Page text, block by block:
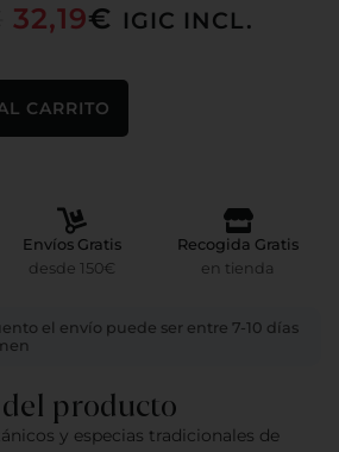
32,19€ IGIC INCL.
CARRITO
Envíos Gratis
desde 150€
Recogida Gratis
en tienda
el envío puede ser entre 7-10 días
producto
y especias tradicionales de